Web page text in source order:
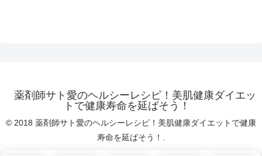
薬剤師サト愛のヘルシーレシピ！美肌健康ダイエッ
トで健康寿命を延ばそう！
© 2018 薬剤師サト愛のヘルシーレシピ！美肌健康ダイエットで健康
寿命を延ばそう！.